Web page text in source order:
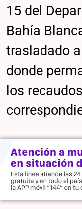
15 del
Bahía
trasladado
donde
los